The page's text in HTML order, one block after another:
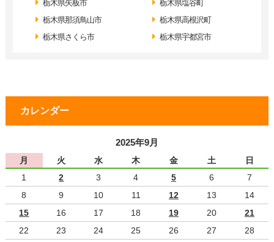
栃木県矢板市
栃木県那須鳥山市
栃木県さくら市
栃木県塩谷町
栃木県高根沢町
栃木県宇都宮市
カレンダー
2025年9月
月 火 水 木 金 土
日
1
2 3 4 5 6
7
8
9 10 11 12 13
14
15
16 17 18 19 20
21
22
23 24 25 26 27
28